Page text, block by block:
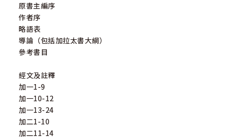
原書主編序
作者序
略語表
導論（包括加拉太書大綱）
參考書目
經文及註釋
加一1-9
加一10-12
加一13-24
加二1-10
加二11-14